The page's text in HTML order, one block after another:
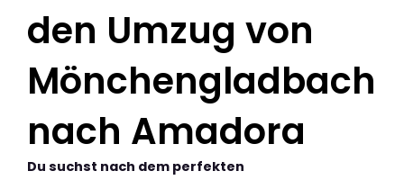
den Umzug von
Mönchengladbach
nach Amadora
Du suchst nach dem perfekten